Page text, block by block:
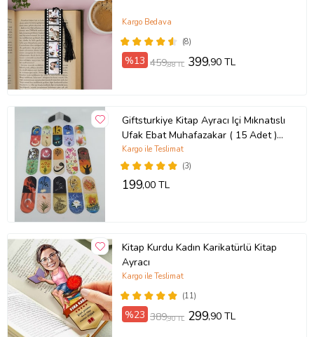
(8)
Kargo Bedava
%13 459,88 TL 399,90 TL
Giftsturkiye Kitap Ayracı Içi Mıknatıslı
Ufak Ebat Muhafazakar ( 15 Adet )
GFTAYR5180
(3)
Kargo ile Teslimat
199,00 TL
Kitap Kurdu Kadın Karikatürlü Kitap
Ayracı
(11)
Kargo ile Teslimat
%23 389,90 TL 299,90 TL